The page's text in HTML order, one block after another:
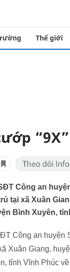
Thế giới
Công an
tại xã Xuân
Bình Xuyên,
Công an
Xuân Giang,
tỉnh Vĩnh Phúc